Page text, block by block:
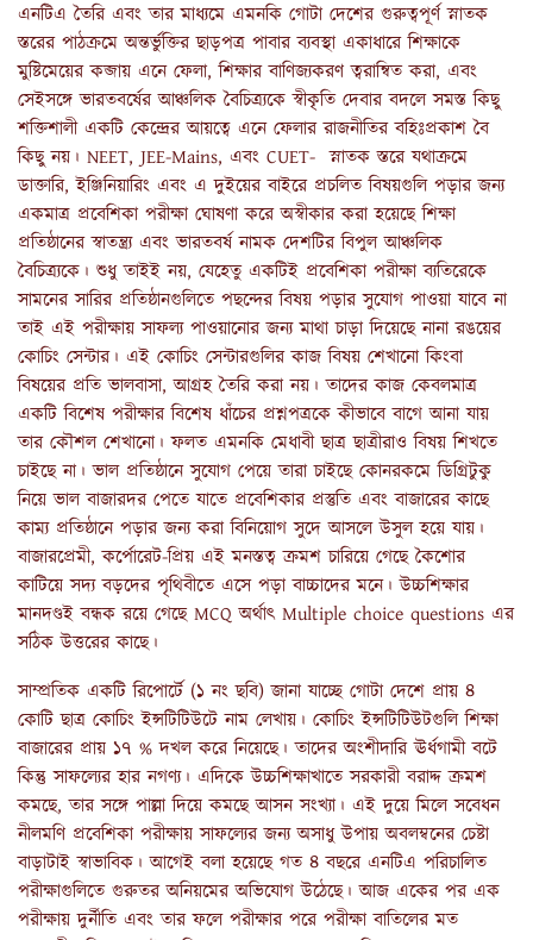
এনটিএ তৈরি এবং তার মাধ্যমে এমনকি গোটা দেশের গুরুত্বপূর্ণ স্নাতক
স্তরের পাঠক্রমে অন্তর্ভুক্তির ছাড়পত্র পাবার ব্যবস্থা একাধারে শিক্ষাকে
মুষ্টিমেয়ের কব্জায় এনে ফেলা, শিক্ষার বাণিজ্যকরণ ত্বরান্বিত করা, এবং
সেইসঙ্গে ভারতবর্ষের আঞ্চলিক বৈচিত্র্যকে স্বীকৃতি দেবার বদলে সমস্ত কিছু
শক্তিশালী একটি কেন্দ্রের আয়ত্বে এনে ফেলার রাজনীতির বহিঃপ্রকাশ বৈ
কিছু নয়। NEET, JEE-Mains, এবং CUET- স্নাতক স্তরে যথাক্রমে
ডাক্তারি, ইঞ্জিনিয়ারিং এবং এ দুইয়ের বাইরে প্রচলিত বিষয়গুলি পড়ার জন্য
একমাত্র প্রবেশিকা পরীক্ষা ঘোষণা করে অস্বীকার করা হয়েছে শিক্ষা
প্রতিষ্ঠানের স্বাতন্ত্র্য এবং ভারতবর্ষ নামক দেশটির বিপুল আঞ্চলিক
বৈচিত্র্যকে। শুধু তাইই নয়, যেহেতু একটিই প্রবেশিকা পরীক্ষা ব্যতিরেকে
সামনের সারির প্রতিষ্ঠানগুলিতে পছন্দের বিষয় পড়ার সুযোগ পাওয়া যাবে না
তাই এই পরীক্ষায় সাফল্য পাওয়ানোর জন্য মাথা চাড়া দিয়েছে নানা রঙয়ের
কোচিং সেন্টার। এই কোচিং সেন্টারগুলির কাজ বিষয় শেখানো কিংবা
বিষয়ের প্রতি ভালবাসা, আগ্রহ তৈরি করা নয়। তাদের কাজ কেবলমাত্র
একটি বিশেষ পরীক্ষার বিশেষ ধাঁচের প্রশ্নপত্রকে কীভাবে বাগে আনা যায়
তার কৌশল শেখানো। ফলত এমনকি মেধাবী ছাত্র ছাত্রীরাও বিষয় শিখতে
চাইছে না। ভাল প্রতিষ্ঠানে সুযোগ পেয়ে তারা চাইছে কোনরকমে ডিগ্রিটুকু
নিয়ে ভাল বাজারদর পেতে যাতে প্রবেশিকার প্রস্তুতি এবং বাজারের কাছে
কাম্য প্রতিষ্ঠানে পড়ার জন্য করা বিনিয়োগ সুদে আসলে উসুল হয়ে যায়।
বাজারপ্রেমী, কর্পোরেট-প্রিয় এই মনস্তত্ব ক্রমশ চারিয়ে গেছে কৈশোর
কাটিয়ে সদ্য বড়দের পৃথিবীতে এসে পড়া বাচ্চাদের মনে। উচ্চশিক্ষার
মানদণ্ডই বন্ধক রয়ে গেছে MCQ অর্থাৎ Multiple choice questions এর
সঠিক উত্তরের কাছে।
সাম্প্রতিক একটি রিপোর্টে (১ নং ছবি) জানা যাচ্ছে গোটা দেশে প্রায় ৪
কোটি ছাত্র কোচিং ইন্সটিটিউটে নাম লেখায়। কোচিং ইন্সটিটিউটগুলি শিক্ষা
বাজারের প্রায় ১৭ % দখল করে নিয়েছে। তাদের অংশীদারি ঊর্ধগামী বটে
কিন্তু সাফল্যের হার নগণ্য। এদিকে উচ্চশিক্ষাখাতে সরকারী বরাদ্দ ক্রমশ
কমছে, তার সঙ্গে পাল্লা দিয়ে কমছে আসন সংখ্যা। এই দুয়ে মিলে সবেধন
নীলমণি প্রবেশিকা পরীক্ষায় সাফল্যের জন্য অসাধু উপায় অবলম্বনের চেষ্টা
বাড়াটাই স্বাভাবিক। আগেই বলা হয়েছে গত ৪ বছরে এনটিএ পরিচালিত
পরীক্ষাগুলিতে গুরুতর অনিয়মের অভিযোগ উঠেছে। আজ একের পর এক
পরীক্ষায় দুর্নীতি এবং তার ফলে পরীক্ষার পরে পরীক্ষা বাতিলের মত